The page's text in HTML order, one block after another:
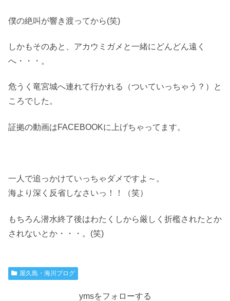
僕の絶叫が響き渡ってから(笑)
しかもそのあと、アカウミガメと一緒にどんどん遠く
へ・・・。
危うく竜宮城へ連れて行かれる（ついていっちゃう？）と
ころでした。
証拠の動画はFACEBOOKに上げちゃってます。
一人で追っかけていっちゃダメですよ～。
海より深く反省しなさいっ！！（笑）
もちろん潜水終了後はわたくしから厳しく折檻されたとか
されないとか・・・。(笑)
屋久島・海川ブログ
ymsをフォローする